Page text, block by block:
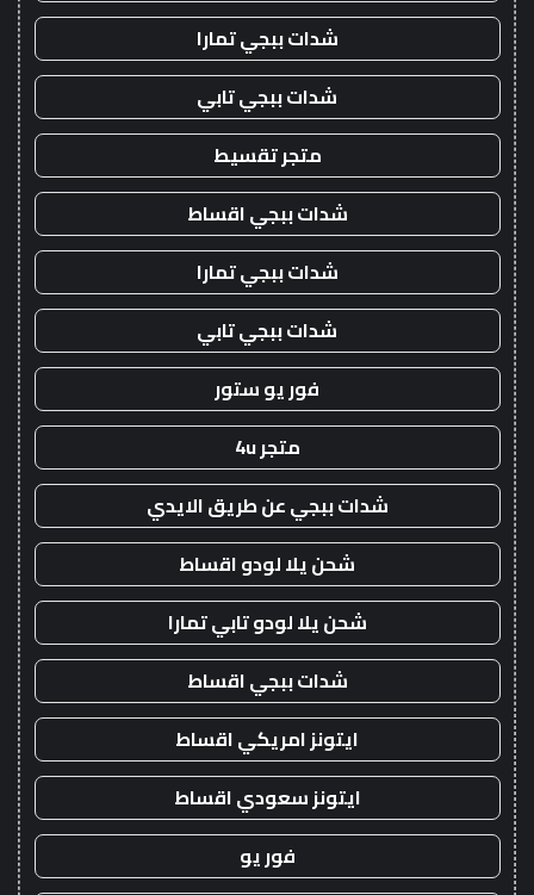
شدات ببجي تمارا
شدات ببجي تابي
متجر تقسيط
شدات ببجي اقساط
شدات ببجي تمارا
شدات ببجي تابي
فور يو ستور
متجر 4u
شدات ببجي عن طريق الايدي
شحن يلا لودو اقساط
شحن يلا لودو تابي تمارا
شدات ببجي اقساط
ايتونز امريكي اقساط
ايتونز سعودي اقساط
فور يو